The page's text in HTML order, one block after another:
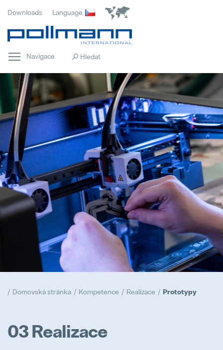
Domovská stránka
Popular
Inovace
Popular
Naše zásady
Popular
Popular
Downloads Language
Navigace
Domovská stránka Kompetence Realizace Prototypy
03 Realizace